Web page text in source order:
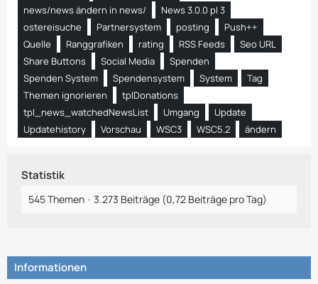
news/news ändern in news/
News 3.0.0 pl 3
ostereisuche
Partnersystem posting
Push++
Quelle
Ranggrafiken rating RSS Feeds
Seo URL
Share Buttons
Social Media
Spenden
Spenden System
Spendensystem System
Tag
Themen ignorieren
tplDonations
tpl_news_watchedNewsList
Umgang
Update
Updatehistory
Vorschau WSC3 WSC5.2 ändern
Statistik
545 Themen 3.273 Beiträge (0,72 Beiträge pro Tag)
Informationen